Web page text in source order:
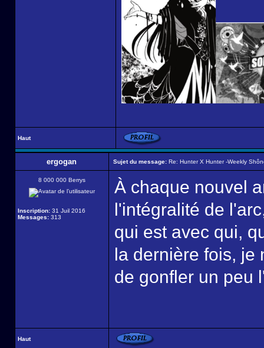
Haut
ergogan Sujet du message: Re: Hunter X Hunter -Weekly
8 000 000 Berrys
Inscription: 31 Juil 2016
Messages: 313
À chaque nouvel
l'intégralité de
qui est avec qui,
la dernière fois, je
de gonfler un peu
Haut